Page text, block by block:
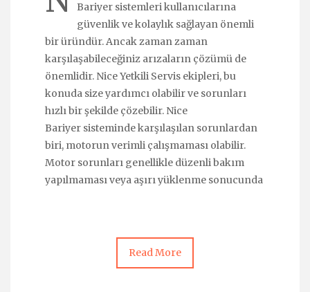
Bariyer sistemleri kullanıcılarına
güvenlik ve kolaylık sağlayan önemli
bir üründür. Ancak zaman zaman
karşılaşabileceğiniz arızaların çözümü de
önemlidir. Nice Yetkili Servis ekipleri, bu
konuda size yardımcı olabilir ve sorunları
hızlı bir şekilde çözebilir. Nice
Bariyer sisteminde karşılaşılan sorunlardan
biri, motorun verimli çalışmaması olabilir.
Motor sorunları genellikle düzenli bakım
yapılmaması veya aşırı yüklenme sonucunda
Read More